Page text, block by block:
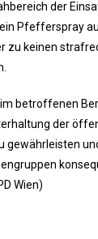
der
Pfefferspray
zu keinen
betroffenen
der
gewährleisten
Wien)